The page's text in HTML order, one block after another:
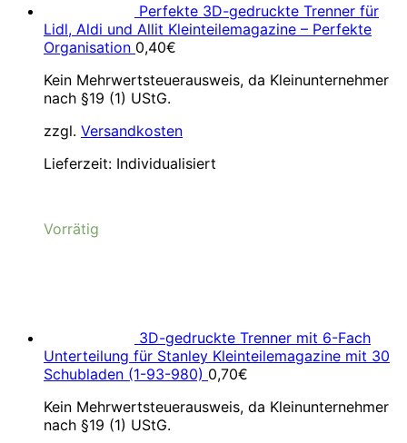
Perfekte 3D-gedruckte Trenner für
Lidl, Aldi und Allit Kleinteilemagazine – Perfekte
Organisation 0,40€
Kein Mehrwertsteuerausweis, da Kleinunternehmer
nach §19 (1) UStG.
zzgl. Versandkosten
Lieferzeit: Individualisiert
Vorrätig
3D-gedruckte Trenner mit 6-Fach
Unterteilung für Stanley Kleinteilemagazine mit 30
Schubladen (1-93-980) 0,70€
Kein Mehrwertsteuerausweis, da Kleinunternehmer
nach §19 (1) UStG.